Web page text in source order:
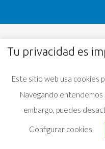
Tu privacidad es
Este sitio web usa cookies
Navegando entendemos
embargo, puedes
Configurar cookies